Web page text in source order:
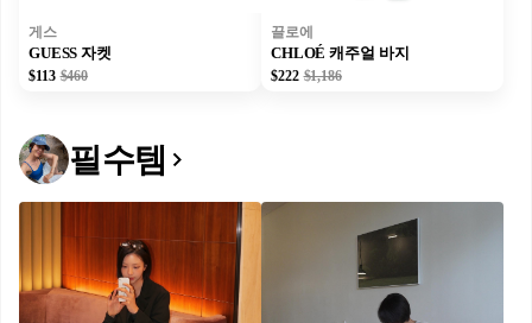
게스
GUESS 자켓
$113 $460
끌로에
CHLOÉ 캐주얼 바지
$222 $1,186
필수템